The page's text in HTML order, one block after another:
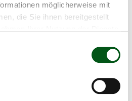
möglicherweise mit
die Sie ihnen bereitgestellt
de bovins domestiqués en
evolener-zuchtverein.ch;